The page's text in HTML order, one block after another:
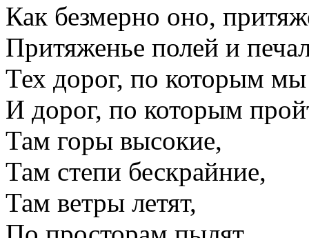
Как безмерно оно,
Притяженье полей и
Тех дорог, по которым
И дорог, по которым
Там горы высокие,
Там степи бескрайние,
Там ветры летят,